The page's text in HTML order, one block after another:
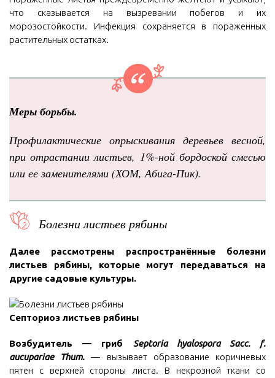
что сказывается на вызревании побегов и их
морозостойкости. Инфекция сохраняется в пораженных
растительных остатках.
Меры борьбы.
Профилактические опрыскивания деревьев весной,
при отрастании листьев, 1%-ной бордоской смесью
или ее заменителями (ХОМ, Абига-Пик).
Болезни листьев рябины
Далее рассмотрены распространённые болезни
листьев рябины, которые могут передаваться на
другие садовые культуры.
Септориоз листьев рябины
Возбудитель — гриб Septoria hyalospora Sacc. f.
aucupariae Thum. — вызывает образование коричневых
пятен с верхней стороны листа. В некрозной ткани со